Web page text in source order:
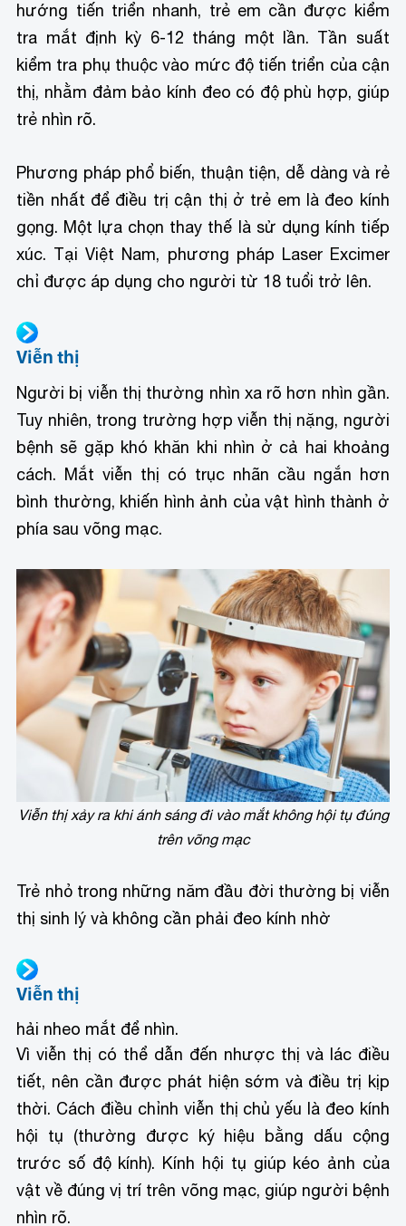
hướng tiến triển nhanh, trẻ em cần được kiểm
tra mắt định kỳ 6-12 tháng một lần. Tần suất
kiểm tra phụ thuộc vào mức độ tiến triển của cận
thị, nhằm đảm bảo kính đeo có độ phù hợp, giúp
trẻ nhìn rõ.
Phương pháp phổ biến, thuận tiện, dễ dàng và rẻ
tiền nhất để điều trị cận thị ở trẻ em là đeo kính
gọng. Một lựa chọn thay thế là sử dụng kính tiếp
xúc. Tại Việt Nam, phương pháp Laser Excimer
chỉ được áp dụng cho người từ 18 tuổi trở lên.
Viễn thị
Người bị viễn thị thường nhìn xa rõ hơn nhìn gần.
Tuy nhiên, trong trường hợp viễn thị nặng, người
bệnh sẽ gặp khó khăn khi nhìn ở cả hai khoảng
cách. Mắt viễn thị có trục nhãn cầu ngắn hơn
bình thường, khiến hình ảnh của vật hình thành ở
phía sau võng mạc.
Viễn thị xảy ra khi ánh sáng đi vào mắt không hội tụ đúng
trên võng mạc
Trẻ nhỏ trong những năm đầu đời thường bị viễn
thị sinh lý và không cần phải đeo kính nhờ
Viễn thị
hải nheo mắt để nhìn.
Vì viễn thị có thể dẫn đến nhược thị và lác điều
tiết, nên cần được phát hiện sớm và điều trị kịp
thời. Cách điều chỉnh viễn thị chủ yếu là đeo kính
hội tụ (thường được ký hiệu bằng dấu cộng
trước số độ kính). Kính hội tụ giúp kéo ảnh của
vật về đúng vị trí trên võng mạc, giúp người bệnh
nhìn rõ.